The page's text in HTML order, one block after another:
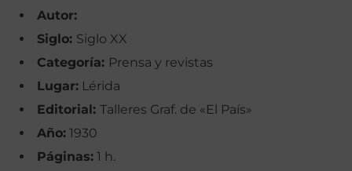
Autor:
Siglo: Siglo XX
Categoría: Prensa y revistas
Lugar: Lérida
Editorial: Talleres Graf. de «El País»
Año: 1930
Páginas: 1 h.